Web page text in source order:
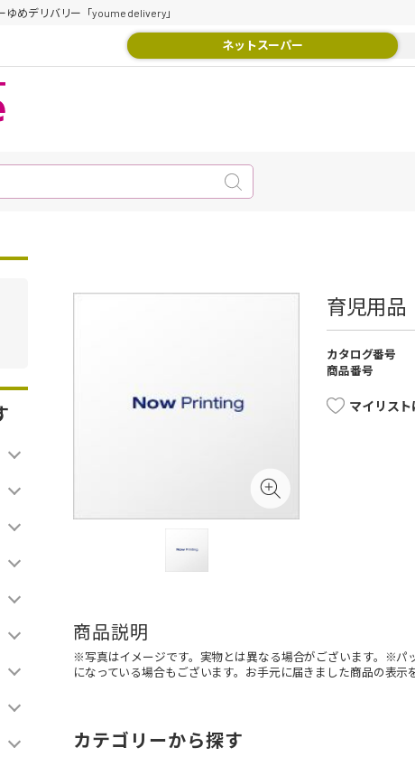
ゆめデリバリー「youme delivery」
ネットスーパー
育児用品
カタログ番号
商品番号
マイリス
商品説明
※写真はイメージです。実物とは異なる場合がございます。※パ
になっている場合もございます。お手元に届きました商品の表示
カテゴリーから探す